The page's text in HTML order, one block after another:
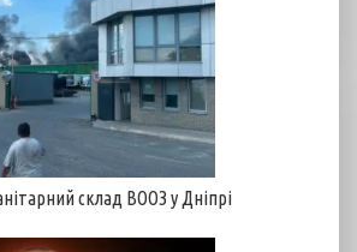
склад ВООЗ у Дніпрі